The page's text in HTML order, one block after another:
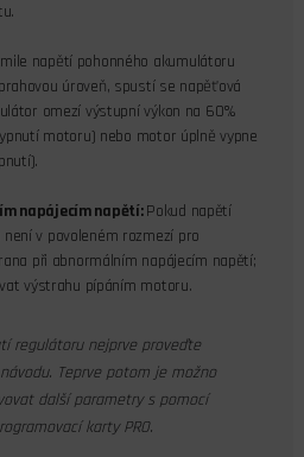
napětí pohonného akumulátoru
úroveň, spustí se napěťová
omezí výstupní výkon na 60%
motoru) nebo motor úplně vypne
napájecím napětí:Pokud napětí
v povoleném rozmezí pro
při abnormálním napájecím napětí;
výstrahu pípáním motoru.
regulátoru nejprve proveďte
Teprve potom je možno
další parametry s pomocí
karty PRO.